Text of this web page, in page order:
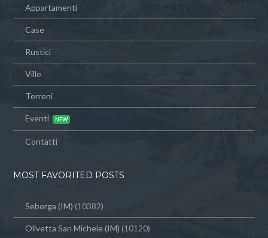
Appartamenti
Case
Rustici
Ville
Terreni
Eventi
Contatti
MOST FAVORITED POSTS
Seborga (IM) (10382)
Olivetta San Michele (IM) (10120)